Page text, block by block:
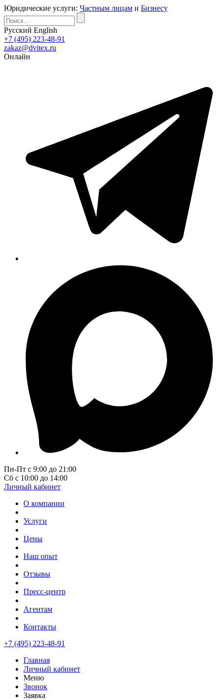
Юридические услуги: Частным лицам и Бизнесу
Русский English
+7 (495) 223-48-91
zakaz@dvitex.ru
Онлайн
Пн-Пт с 9:00 до 21:00
Сб с 10:00 до 14:00
Личный кабинет
О компании
Услуги
Цены
Наш опыт
Отзывы
Пресс-центр
Агентам
Контакты
+7 (495) 223-48-91
Главная
Личный кабинет
Меню
Звонок
Заявка